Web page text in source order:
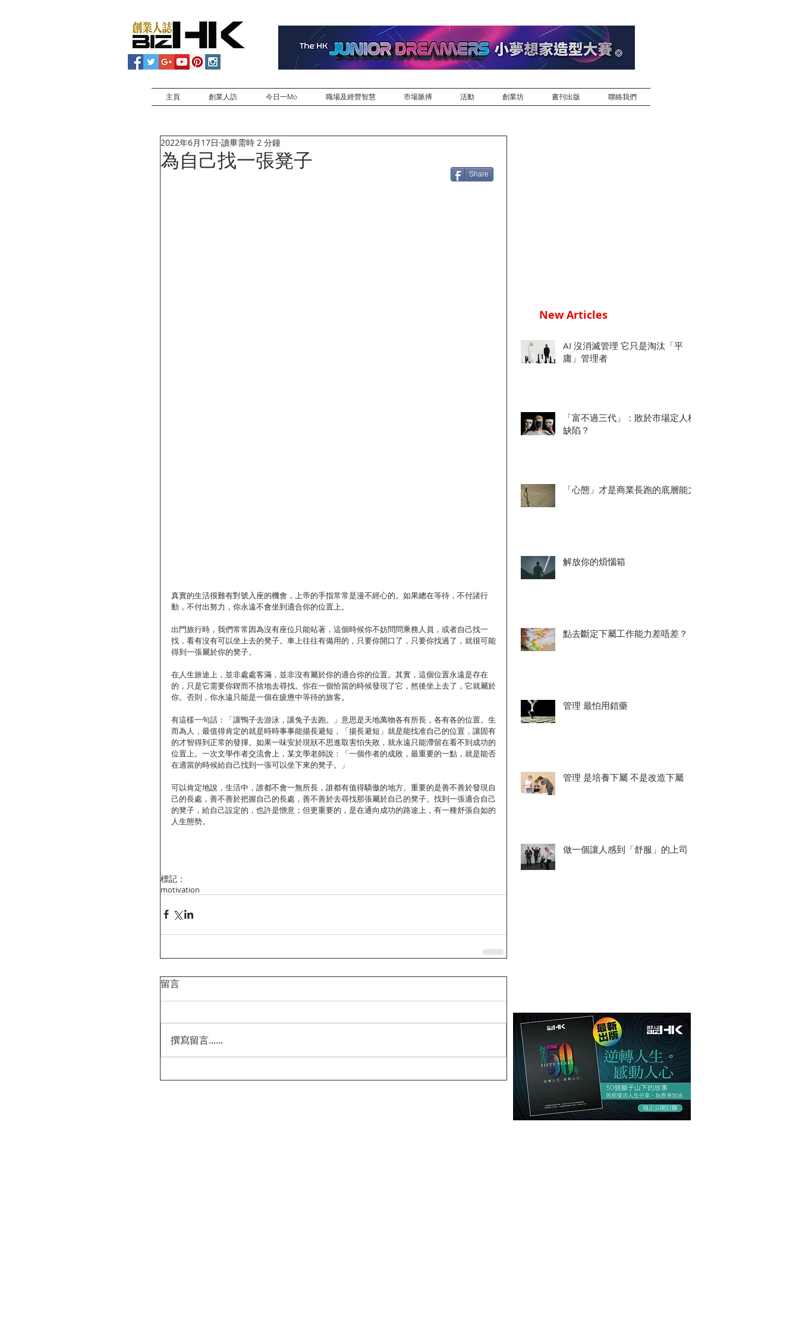
主頁 創業人訪 今日一Mo 職場及經營智慧 市場脈搏 活動 創業坊 書刊出版 聯絡我們
為自己找一張凳子
2022年6月17日 讀畢需時 2 分鐘
真實的生活很難有對號入座的機會，上帝的手指常常是漫不經心的。如果總在等待，不付諸行
動，不付出努力，你永遠不會坐到適合你的位置上。
出門旅行時，我們常常因為沒有座位只能站著，這個時候你不妨問問乘務人員，或者自己找一
找，看有沒有可以坐上去的凳子。車上往往有備用的，只要你開口了，只要你找過了，就很可能
得到一張屬於你的凳子。
在人生旅途上，並非處處客滿，並非沒有屬於你的適合你的位置。其實，這個位置永遠是存在
的，只是它需要你鍥而不捨地去尋找。你在一個恰當的時候發現了它，然後坐上去了，它就屬於
你。否則，你永遠只能是一個在疲憊中等待的旅客。
有這樣一句話：「讓鴨子去游泳，讓兔子去跑。」意思是天地萬物各有所長，各有各的位置。生
而為人，最值得肯定的就是時時事事能揚長避短，「揚長避短」就是能找准自己的位置，讓固有
的才智得到正常的發揮。如果一味安於現狀不思進取害怕失敗，就永遠只能滯留在看不到成功的
位置上。一次文學作者交流會上，某文學老師說：「一個作者的成敗，最重要的一點，就是能否
在適當的時候給自己找到一張可以坐下來的凳子。」
可以肯定地說，生活中，誰都不會一無所長，誰都有值得驕傲的地方。重要的是善不善於發現自
己的長處，善不善於把握自己的長處，善不善於去尋找那張屬於自己的凳子。找到一張適合自己
的凳子，給自己設定的，也許是愜意；但更重要的，是在通向成功的路途上，有一種舒張自如的
人生態勢。
標記：
motivation
留言
撰寫留言......
Share
New Articles
AI 沒消滅管理 它只是淘汰「平
庸」管理者
「富不過三代」：敗於市場定人格
缺陷？
「心態」才是商業長跑的底層能力
解放你的煩惱箱
點去斷定下屬工作能力差唔差？
管理 最怕用錯藥
管理 是培養下屬 不是改造下屬
做一個讓人感到「舒服」的上司